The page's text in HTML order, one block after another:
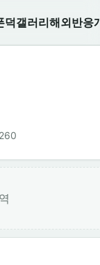
덕갤러리해외반응